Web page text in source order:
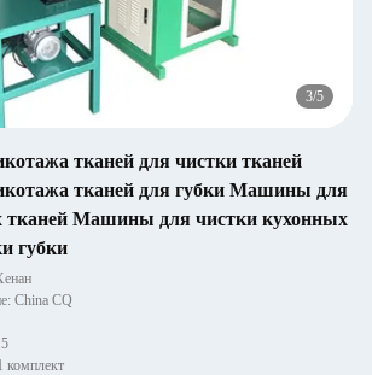
4/5
тканей для чистки тканей
тканей для губки Машины для
тканей Машины для чистки кухонных
губки
China CQ
комплект